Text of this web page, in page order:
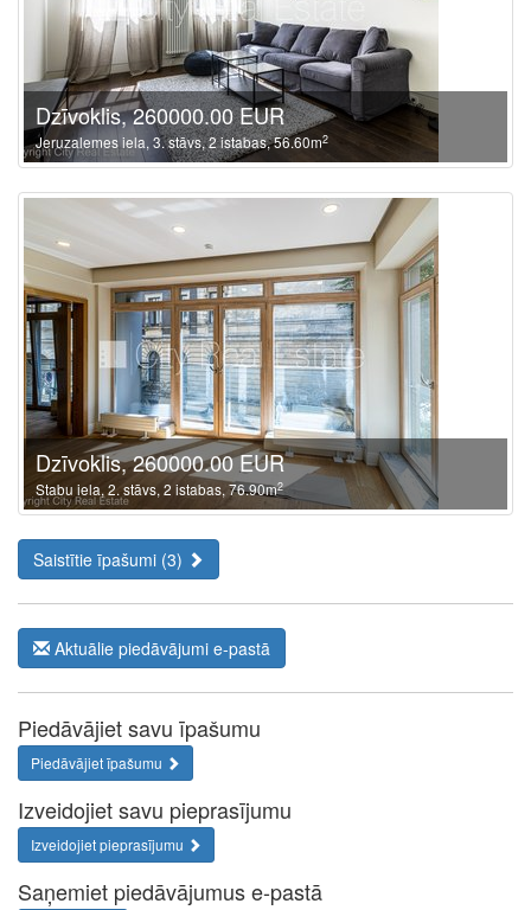
Dzīvoklis, 260000.00 EUR
Jeruzalemes iela, 3. stāvs, 2 istabas, 56.60m2
Dzīvoklis, 260000.00 EUR
Stabu iela, 2. stāvs, 2 istabas, 76.90m2
Saistītie īpašumi (3)
Aktuālie piedāvājumi e-pastā
Piedāvājiet savu īpašumu
Piedāvājiet īpašumu
Izveidojiet savu pieprasījumu
Izveidojiet pieprasījumu
Saņemiet piedāvājumus e-pastā